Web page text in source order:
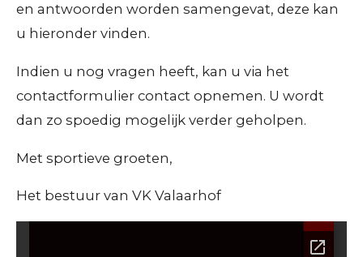
en antwoorden worden samengevat, deze kan
u hieronder vinden.
Indien u nog vragen heeft, kan u via het
contactformulier contact opnemen. U wordt
dan zo spoedig mogelijk verder geholpen.
Met sportieve groeten,
Het bestuur van VK Valaarhof